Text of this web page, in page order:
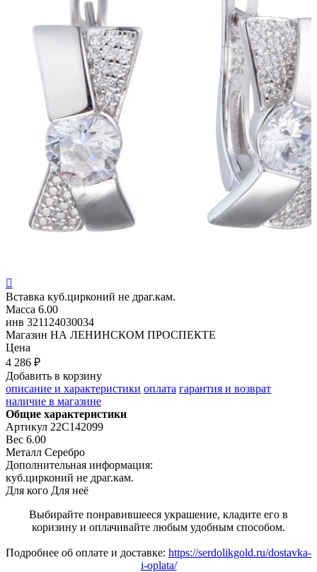

Вставка куб.цирконий не драг.кам.
Масса 6.00
инв 321124030034
Магазин НА ЛЕНИНСКОМ ПРОСПЕКТЕ
Цена
4 286 ₽
Добавить в корзину
описание и характеристики оплата гарантия и возврат
наличие в магазине
Общие характеристики
Артикул 22С142099
Вес 6.00
Металл Серебро
Дополнительная информация:
куб.цирконий не драг.кам.
Для кого Для неё
Выбирайте понравившееся украшение, кладите его в
коризину и оплачивайте любым удобным способом.
Подробнее об оплате и доставке: https://serdolikgold.ru/dostavka-
i-oplata/